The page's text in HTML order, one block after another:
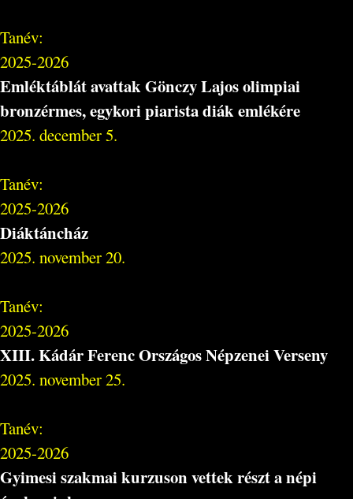
Tanév:
2025-2026
Emléktáblát avattak Gönczy Lajos olimpiai
bronzérmes, egykori piarista diák emlékére
2025. december 5.
Tanév:
2025-2026
Diáktáncház
2025. november 20.
Tanév:
2025-2026
XIII. Kádár Ferenc Országos Népzenei Verseny
2025. november 25.
Tanév:
2025-2026
Gyimesi szakmai kurzuson vettek részt a népi